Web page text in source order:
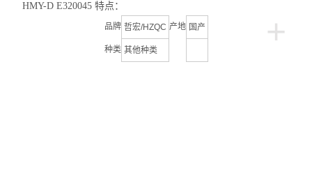
HMY-D E320045特点：
+
品牌 哲宏/HZQC 产地 国产
种类 其他种类